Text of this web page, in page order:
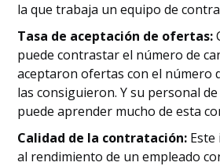
la que trabaja un equipo de
Tasa de aceptación de ofertas:
puede contrastar el número de
aceptaron ofertas con el número
las consiguieron. Y su personal
puede aprender mucho de esta
Calidad de la contratación:
al rendimiento de un empleado